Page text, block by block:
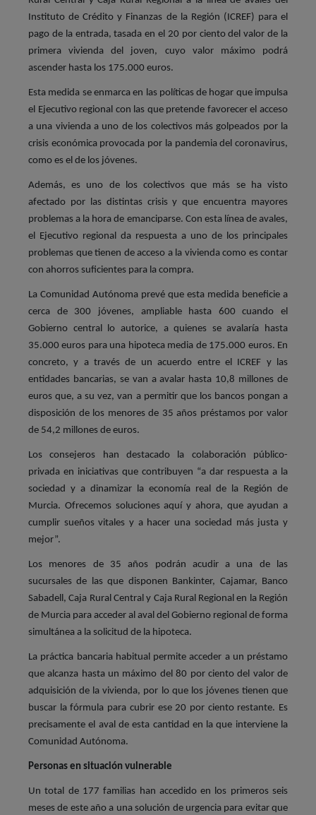
Instituto de Crédito y Finanzas de la Región (ICREF) para el
pago de la entrada, tasada en el 20 por ciento del valor de la
primera vivienda del joven, cuyo valor máximo podrá
ascender hasta los 175.000 euros.
Esta medida se enmarca en las políticas de hogar que impulsa
el Ejecutivo regional con las que pretende favorecer el acceso
a una vivienda a uno de los colectivos más golpeados por la
crisis económica provocada por la pandemia del coronavirus,
como es el de los jóvenes.
Además, es uno de los colectivos que más se ha visto
afectado por las distintas crisis y que encuentra mayores
problemas a la hora de emanciparse. Con esta línea de avales,
el Ejecutivo regional da respuesta a uno de los principales
problemas que tienen de acceso a la vivienda como es contar
con ahorros suficientes para la compra.
La Comunidad Autónoma prevé que esta medida beneficie a
cerca de 300 jóvenes, ampliable hasta 600 cuando el
Gobierno central lo autorice, a quienes se avalaría hasta
35.000 euros para una hipoteca media de 175.000 euros. En
concreto, y a través de un acuerdo entre el ICREF y las
entidades bancarias, se van a avalar hasta 10,8 millones de
euros que, a su vez, van a permitir que los bancos pongan a
disposición de los menores de 35 años préstamos por valor
de 54,2 millones de euros.
Los consejeros han destacado la colaboración público-
privada en iniciativas que contribuyen “a dar respuesta a la
sociedad y a dinamizar la economía real de la Región de
Murcia. Ofrecemos soluciones aquí y ahora, que ayudan a
cumplir sueños vitales y a hacer una sociedad más justa y
mejor”.
Los menores de 35 años podrán acudir a una de las
sucursales de las que disponen Bankinter, Cajamar, Banco
Sabadell, Caja Rural Central y Caja Rural Regional en la Región
de Murcia para acceder al aval del Gobierno regional de forma
simultánea a la solicitud de la hipoteca.
La práctica bancaria habitual permite acceder a un préstamo
que alcanza hasta un máximo del 80 por ciento del valor de
adquisición de la vivienda, por lo que los jóvenes tienen que
buscar la fórmula para cubrir ese 20 por ciento restante. Es
precisamente el aval de esta cantidad en la que interviene la
Comunidad Autónoma.
Personas en situación vulnerable
Un total de 177 familias han accedido en los primeros seis
meses de este año a una solución de urgencia para evitar que